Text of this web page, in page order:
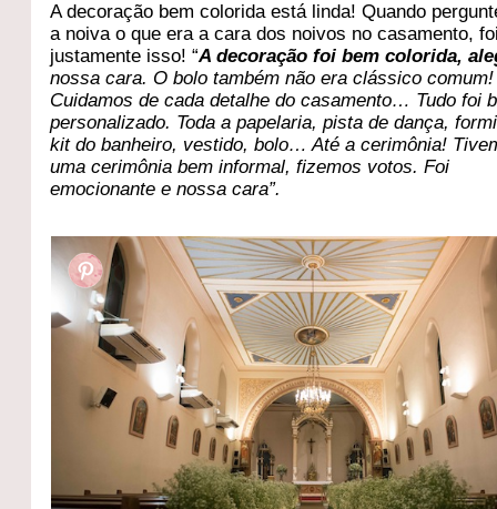
A decoração bem colorida está linda! Quando
a noiva o que era a cara dos noivos no casamento,
justamente isso! “A decoração foi bem colorida,
nossa cara. O bolo também não era clássico comum!
Cuidamos de cada detalhe do casamento… Tudo foi
personalizado. Toda a papelaria, pista de dança,
kit do banheiro, vestido, bolo… Até a cerimônia!
uma cerimônia bem informal, fizemos votos. Foi
emocionante e nossa cara”.